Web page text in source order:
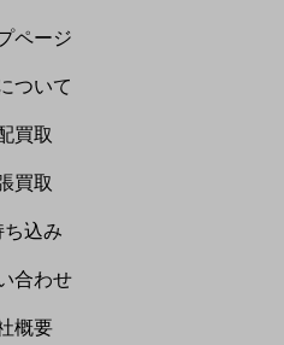
ページ
ついて
買取
買取
ち込み
合わせ
概要